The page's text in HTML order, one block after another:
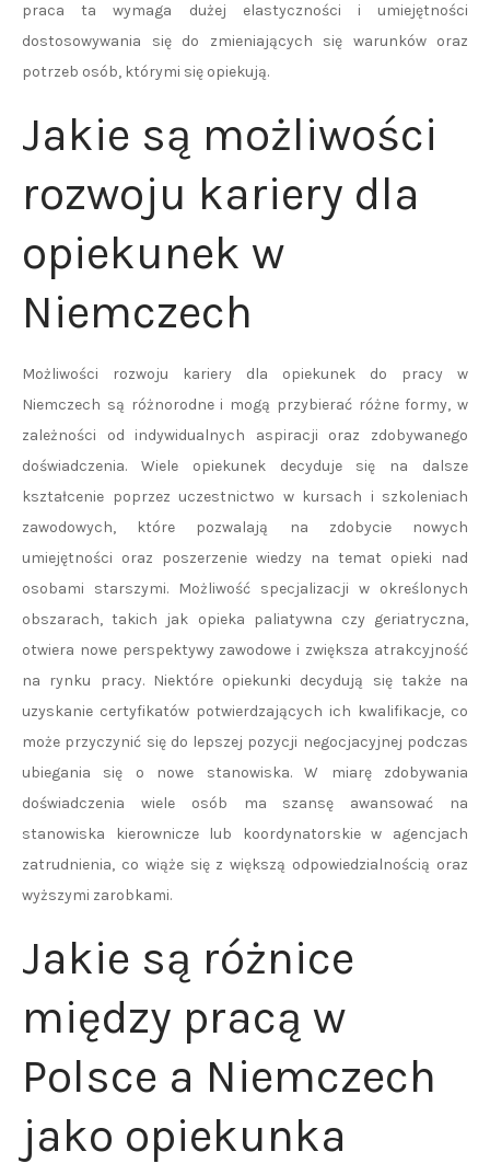
praca ta wymaga dużej elastyczności i umiejętności
dostosowywania się do zmieniających się warunków oraz
potrzeb osób, którymi się opiekują.
Jakie są możliwości
rozwoju kariery dla
opiekunek w
Niemczech
Możliwości rozwoju kariery dla opiekunek do pracy w
Niemczech są różnorodne i mogą przybierać różne formy, w
zależności od indywidualnych aspiracji oraz zdobywanego
doświadczenia. Wiele opiekunek decyduje się na dalsze
kształcenie poprzez uczestnictwo w kursach i szkoleniach
zawodowych, które pozwalają na zdobycie nowych
umiejętności oraz poszerzenie wiedzy na temat opieki nad
osobami starszymi. Możliwość specjalizacji w określonych
obszarach, takich jak opieka paliatywna czy geriatryczna,
otwiera nowe perspektywy zawodowe i zwiększa atrakcyjność
na rynku pracy. Niektóre opiekunki decydują się także na
uzyskanie certyfikatów potwierdzających ich kwalifikacje, co
może przyczynić się do lepszej pozycji negocjacyjnej podczas
ubiegania się o nowe stanowiska. W miarę zdobywania
doświadczenia wiele osób ma szansę awansować na
stanowiska kierownicze lub koordynatorskie w agencjach
zatrudnienia, co wiąże się z większą odpowiedzialnością oraz
wyższymi zarobkami.
Jakie są różnice
między pracą w
Polsce a Niemczech
jako opiekunka